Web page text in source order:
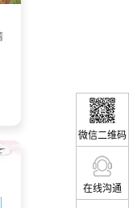
微信二维码
在线沟通